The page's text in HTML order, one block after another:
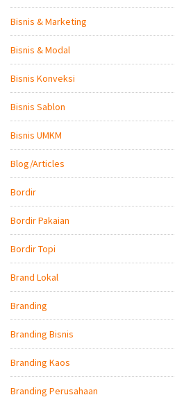
Bisnis & Marketing
Bisnis & Modal
Bisnis Konveksi
Bisnis Sablon
Bisnis UMKM
Blog/Articles
Bordir
Bordir Pakaian
Bordir Topi
Brand Lokal
Branding
Branding Bisnis
Branding Kaos
Branding Perusahaan